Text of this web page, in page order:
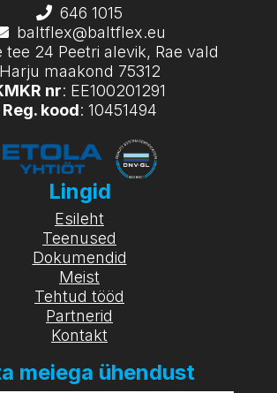
646 1015
baltflex@baltflex.eu
tee 24 Peetri alevik, Rae vald
Harju maakond 75312
nr: EE100201291
Reg. kood: 10451494
Lingid
Esileht
Teenused
Dokumendid
Meist
Tehtud tööd
Partnerid
Kontakt
meiega ühendust